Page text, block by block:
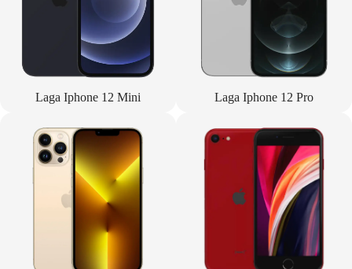
Laga Iphone 12 Mini Laga Iphone 12 Pro